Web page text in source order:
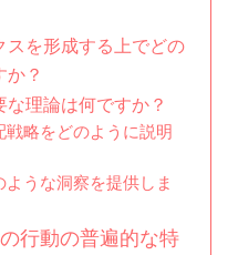
を形成する上でどの
か？
理論は何ですか？
略をどのように説明
うな洞察を提供しま
行動の普遍的な特